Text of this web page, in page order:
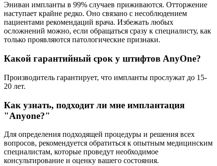
Эниван импланты в 99% случаев приживаются. Отторжение
наступает крайне редко. Оно связано с несоблюдением
пациентами рекомендаций врача. Избежать любых
осложнений можно, если обращаться сразу к специалисту, как
только проявляются патологические признаки.
Какой гарантийный срок у штифтов AnyOne?
Производитель гарантирует, что импланты прослужат до 15-
20 лет.
Как узнать, подходит ли мне имплантация
"Anyone?"
Для определения подходящей процедуры и решения всех
вопросов, рекомендуется обратиться к опытным медицинским
специалистам, которые проведут необходимое
консультирование и оценку вашего состояния.